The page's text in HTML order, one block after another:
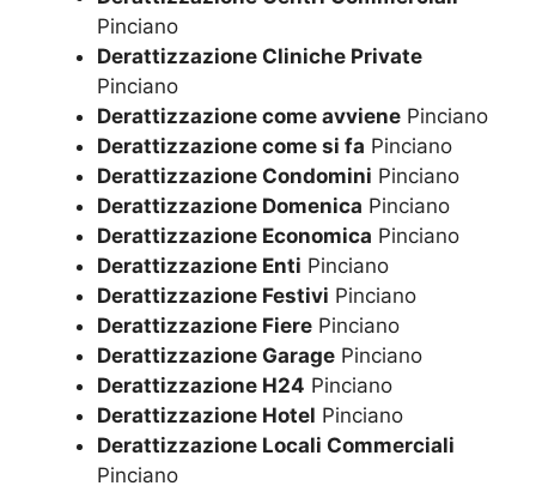
Pinciano
Derattizzazione Cliniche Private
Pinciano
Derattizzazione come avviene Pinciano
Derattizzazione come si fa Pinciano
Derattizzazione Condomini Pinciano
Derattizzazione Domenica Pinciano
Derattizzazione Economica Pinciano
Derattizzazione Enti Pinciano
Derattizzazione Festivi Pinciano
Derattizzazione Fiere Pinciano
Derattizzazione Garage Pinciano
Derattizzazione H24 Pinciano
Derattizzazione Hotel Pinciano
Derattizzazione Locali Commerciali
Pinciano